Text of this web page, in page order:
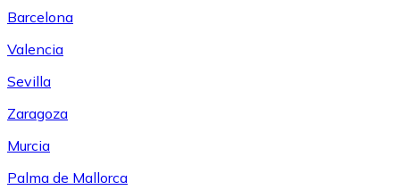
Barcelona
Valencia
Sevilla
Zaragoza
Murcia
Palma de Mallorca